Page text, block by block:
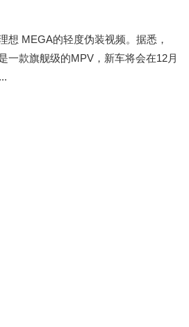
想 MEGA的轻度伪装视频。据悉，
一款旗舰级的MPV，新车将会在12月